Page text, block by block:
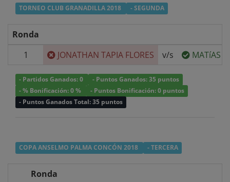
TORNEO CLUB GRANADILLA 2018 - SEGUNDA
Ronda
1
JONATHAN TAPIA FLORES v/s MATíAS
- Partidos Ganados: 0
- Puntos Ganados: 35 puntos
- % Bonificación: 0 %
- Puntos Bonificación: 0 puntos
- Puntos Ganados Total: 35 puntos
COPA ANSELMO PALMA CONCÓN 2018 - TERCERA
Ronda